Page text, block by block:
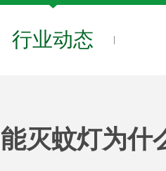
行业动态
灭蚊灯为什